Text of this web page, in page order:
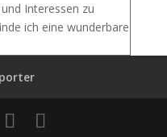
Interessen zu
ich eine wunderbare